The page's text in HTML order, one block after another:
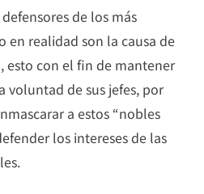
de los más
en realidad son la causa de
esto con el fin de mantener
voluntad de sus jefes, por
a estos “nobles
los intereses de las